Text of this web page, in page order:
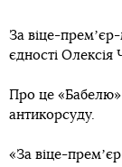
За віце-премʼєр-
єдності
Про це
антикорсуду.
«За віце-